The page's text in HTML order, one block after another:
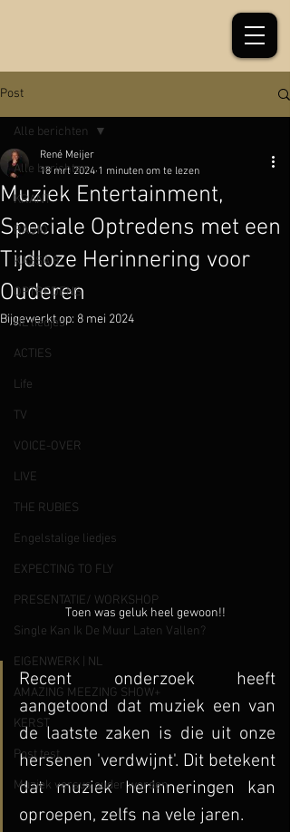
Post
Alle berichten
KRANT
RADIO
KASSA 8
OPTREDENS
NL liedjes
ACTIES
Life
TV
VOICE-OVER
LIVE
THE RUBIES
Engelstalige liedjes
EXPECTING TO FLY
PRESENTATIE/ WORKSHOP
Single Kan Ik De Muur Laten Vallen?
EIGENWERK | NL
AMAZING MEEZING SHOW+
KERST
Post test
Muziek versus ouder worden
Alle berichten
Muziek Entertainment,
Speciale Optredens met een
Tijdloze Herinnering voor
Ouderen
René Meijer
18 mrt 2024 1 minuten om te lezen
Bijgewerkt op: 8 mei 2024
Toen was geluk heel gewoon!!
Recent onderzoek heeft
aangetoond dat muziek een van
de laatste zaken is die uit onze
hersenen 'verdwijnt'. Dit betekent
dat muziek herinneringen kan
oproepen, zelfs na vele jaren.